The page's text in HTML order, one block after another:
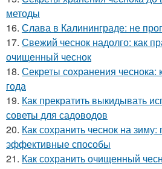
методы
16. Слава в Калининграде: не
17. Свежий чеснок надолго: как
очищенный чеснок
18. Секреты сохранения чеснока:
года
19. Как прекратить выкидывать
советы для садоводов
20. Как сохранить чеснок на зиму:
эффективные способы
21. Как сохранить очищенный